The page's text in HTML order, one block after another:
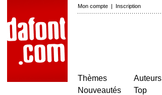
Mon compte | Inscription
Thèmes
Nouveautés
Auteurs
Top